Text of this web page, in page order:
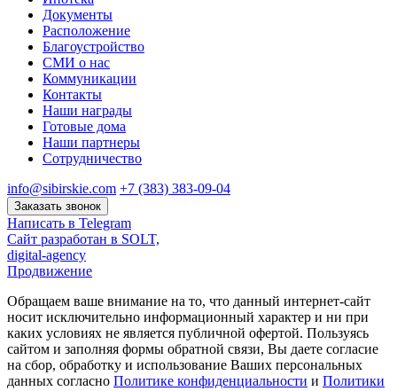
Документы
Расположение
Благоустройство
СМИ о нас
Коммуникации
Контакты
Наши награды
Готовые дома
Наши партнеры
Сотрудничество
info@sibirskie.com +7 (383) 383-09-04
Заказать звонок
Написать в Telegram
Сайт разработан в SOLT,
digital-agency
Продвижение
Обращаем ваше внимание на то, что данный интернет-сайт
носит исключительно информационный характер и ни при
каких условиях не является публичной офертой. Пользуясь
сайтом и заполняя формы обратной связи, Вы даете согласие
на сбор, обработку и использование Ваших персональных
данных согласно Политике конфиденциальности и Политики